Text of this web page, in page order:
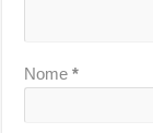
Nome*